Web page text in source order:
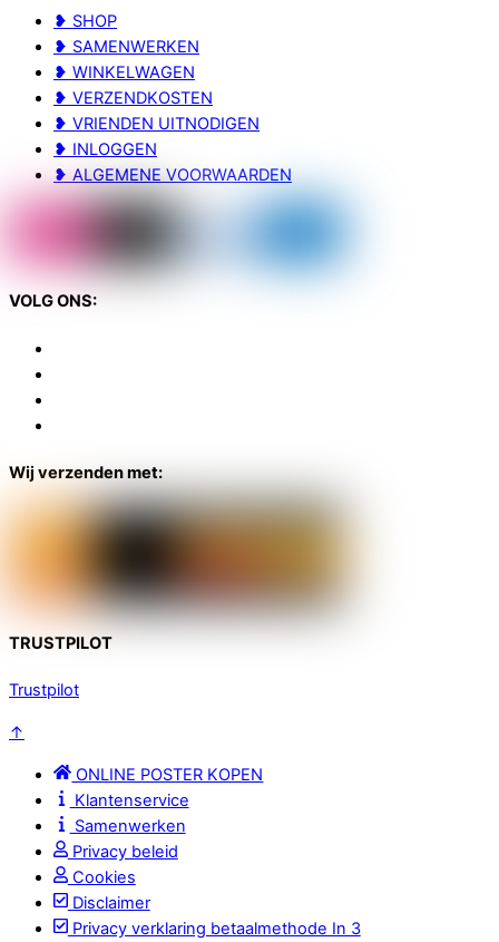
❥ SHOP
❥ SAMENWERKEN
❥ WINKELWAGEN
❥ VERZENDKOSTEN
❥ VRIENDEN UITNODIGEN
❥ INLOGGEN
❥ ALGEMENE VOORWAARDEN
VOLG ONS:
Wij verzenden met:
TRUSTPILOT
Trustpilot
↑
ONLINE POSTER KOPEN
Klantenservice
Samenwerken
Privacy beleid
Cookies
Disclaimer
Privacy verklaring betaalmethode In 3